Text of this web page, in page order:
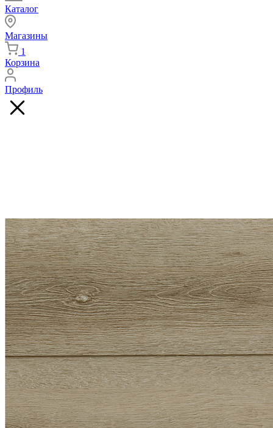
Каталог
Магазины
1
Корзина
Профиль